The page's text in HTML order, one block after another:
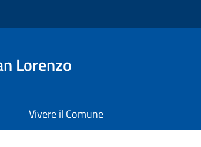
Lorenzo
Vivere il Comune